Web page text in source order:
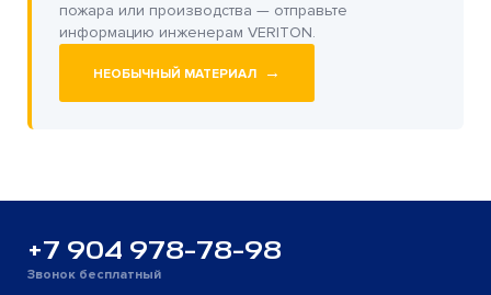
пожара или производства — отправьте
информацию инженерам VERITON.
НЕОБЫЧНЫЙ МАТЕРИАЛ →
+7 904 978-78-98
Звонок бесплатный